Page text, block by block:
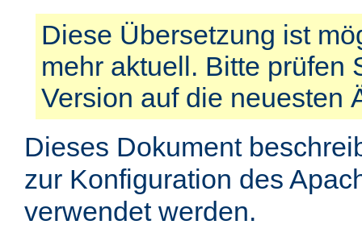
Diese Übersetzung ist
mehr aktuell. Bitte prüfen
Version auf die neuesten
Dieses Dokument
zur Konfiguration des
verwendet werden.